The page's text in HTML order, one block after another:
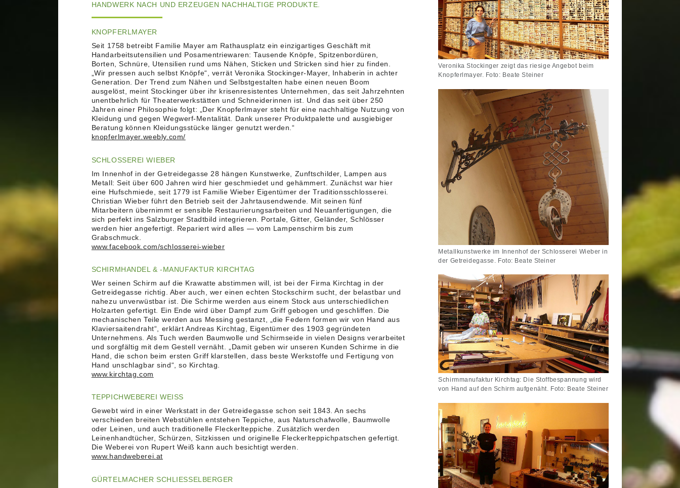
HANDWERK NACH UND ERZEUGEN NACHHALTIGE PRODUKTE.
KNOPFERLMAYER
Seit 1758 betreibt Familie Mayer am Rathausplatz ein einzigartiges Geschäft mit
Handarbeitsutensilien und Posamentriewaren: Tausende Knöpfe, Spitzenbordüren,
Borten, Schnüre, Utensilien rund ums Nähen, Sticken und Stricken sind hier zu finden.
„Wir pressen auch selbst Knöpfe“, verrät Veronika Stockinger-Mayer, Inhaberin in achter
Generation. Der Trend zum Nähen und Selbstgestalten habe einen neuen Boom
ausgelöst, meint Stockinger über ihr krisenresistentes Unternehmen, das seit Jahrzehnten
unentbehrlich für Theaterwerkstätten und Schneiderinnen ist. Und das seit über 250
Jahren einer Philosophie folgt: „Der Knopferlmayer steht für eine nachhaltige Nutzung von
Kleidung und gegen Wegwerf-Mentalität. Dank unserer Produktpalette und ausgiebiger
Beratung können Kleidungsstücke länger genutzt werden.“
knopferlmayer.weebly.com/
SCHLOSSEREI WIEBER
Im Innenhof in der Getreidegasse 28 hängen Kunstwerke, Zunftschilder, Lampen aus
Metall: Seit über 600 Jahren wird hier geschmiedet und gehämmert. Zunächst war hier
eine Hufschmiede, seit 1779 ist Familie Wieber Eigentümer der Traditionsschlosserei.
Christian Wieber führt den Betrieb seit der Jahrtausendwende. Mit seinen fünf
Mitarbeitern übernimmt er sensible Restaurierungsarbeiten und Neuanfertigungen, die
sich perfekt ins Salzburger Stadtbild integrieren. Portale, Gitter, Geländer, Schlösser
werden hier angefertigt. Repariert wird alles — vom Lampenschirm bis zum
Grabschmuck.
www.facebook.com/schlosserei-wieber
SCHIRMHANDEL & -MANUFAKTUR KIRCHTAG
Wer seinen Schirm auf die Krawatte abstimmen will, ist bei der Firma Kirchtag in der
Getreidegasse richtig. Aber auch, wer einen echten Stockschirm sucht, der belastbar und
nahezu unverwüstbar ist. Die Schirme werden aus einem Stock aus unterschiedlichen
Holzarten gefertigt. Ein Ende wird über Dampf zum Griff gebogen und geschliffen. Die
mechanischen Teile werden aus Messing gestanzt, „die Federn formen wir von Hand aus
Klaviersaitendraht“, erklärt Andreas Kirchtag, Eigentümer des 1903 gegründeten
Unternehmens. Als Tuch werden Baumwolle und Schirmseide in vielen Designs verarbeitet
und sorgfältig mit dem Gestell vernäht. „Damit geben wir unseren Kunden Schirme in die
Hand, die schon beim ersten Griff klarstellen, dass beste Werkstoffe und Fertigung von
Hand unschlagbar sind“, so Kirchtag.
www.kirchtag.com
TEPPICHWEBEREI WEISS
Gewebt wird in einer Werkstatt in der Getreidegasse schon seit 1843. An sechs
verschieden breiten Webstühlen entstehen Teppiche, aus Naturschafwolle, Baumwolle
oder Leinen, und auch traditionelle Fleckerlteppiche. Zusätzlich werden
Leinenhandtücher, Schürzen, Sitzkissen und originelle Fleckerlteppichpatschen gefertigt.
Die Weberei von Rupert Weiß kann auch besichtigt werden.
www.handweberei.at
GÜRTELMACHER SCHLIESSELBERGER
Veronika Stockinger zeigt das riesige Angebot beim
Knopferlmayer. Foto: Beate Steiner
Metallkunstwerke im Innenhof der Schlosserei Wieber in
der Getreidegasse. Foto: Beate Steiner
Schirmmanufaktur Kirchtag: Die Stoffbespannung wird
von Hand auf den Schirm aufgenäht. Foto: Beate Steiner